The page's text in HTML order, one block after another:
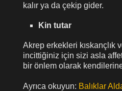
kalır ya da çekip gider.
Kin tutar
Akrep erkekleri kıskançlık
incittiğiniz için sizi asla
bir önlem olarak
Ayrıca okuyun: Balıklar